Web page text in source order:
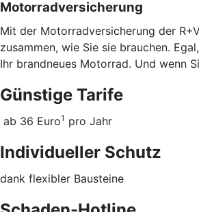
Motorradversicherung
Mit der Motorradversicherung der
zusammen, wie Sie sie brauchen.
Ihr brandneues Motorrad. Und wenn
Günstige Tarife
ab 36 Euro1 pro Jahr
Individueller Schutz
dank flexibler Bausteine